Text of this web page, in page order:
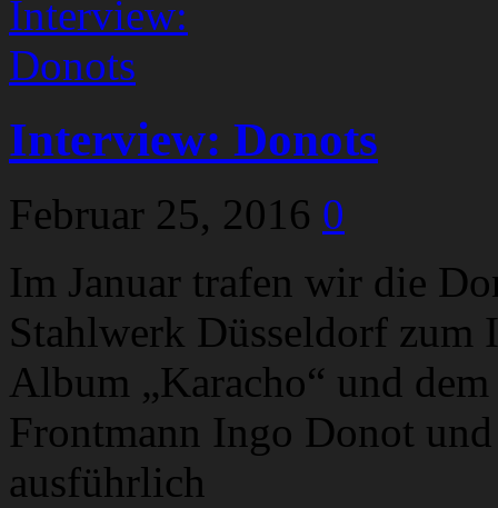
Interview: Donots
Februar 25, 2016 0
Im Januar trafen wir die
Stahlwerk Düsseldorf zum
Album „Karacho“ und
Frontmann Ingo Donot
ausführlich